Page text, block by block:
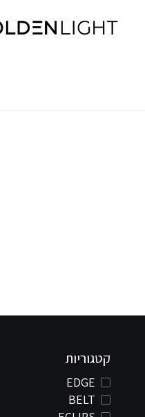
content
קטגוריות
EDGE
BELT